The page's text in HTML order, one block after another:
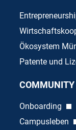
Ökosystem
Patente und
COMMUNITY
Onboarding
Campusleben